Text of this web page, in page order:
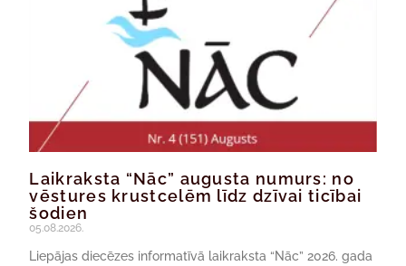
Laikraksta “Nāc” augusta numurs: no
vēstures krustcelēm līdz dzīvai ticībai
šodien
05.08.2026.
Liepājas diecēzes informatīvā laikraksta “Nāc” 2026. gada